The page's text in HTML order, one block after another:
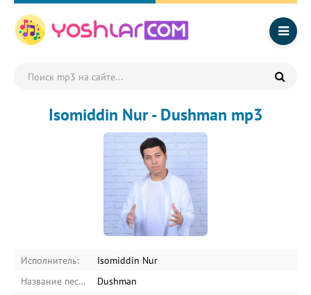
Isomiddin Nur - Dushman mp3
Исполнитель:
Isomiddin Nur
Название песни:
Dushman